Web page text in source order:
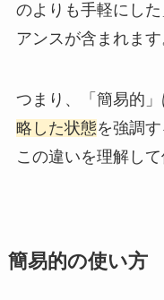
のよりも手軽にし
アンスが含まれます
つまり、「簡易的」
略した状態を強調す
この違いを理解し
簡易的の使い方